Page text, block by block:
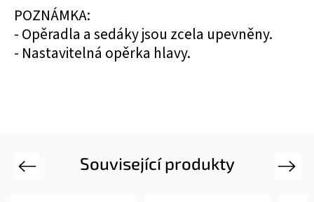
POZNÁMKA:
- Opěradla a sedáky jsou zcela upevněny.
- Nastavitelná opěrka hlavy.
Související produkty
Previous Next